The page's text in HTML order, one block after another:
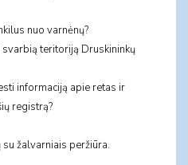
nuo varnėnų?
teritoriją Druskininkų
informaciją apie retas ir
registrą?
žalvarniais peržiūra.